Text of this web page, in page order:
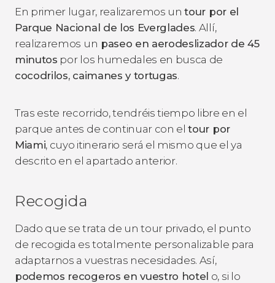
En primer lugar, realizaremos untour por el
Parque Nacional de los Everglades. Allí,
realizaremos un paseo en aerodeslizador de 45
minutos por los humedales en busca de
cocodrilos, caimanes y tortugas.
Tras este recorrido, tendréis tiempo libre en el
parque antes de continuar con eltour por
Miami, cuyo itinerario será el mismo que el ya
descrito en el apartado anterior.
Recogida
Dado que se trata de un tour privado, el punto
de recogida es totalmente personalizable para
adaptarnos a vuestras necesidades. Así,
podemos recogeros en vuestro hotel o, si lo